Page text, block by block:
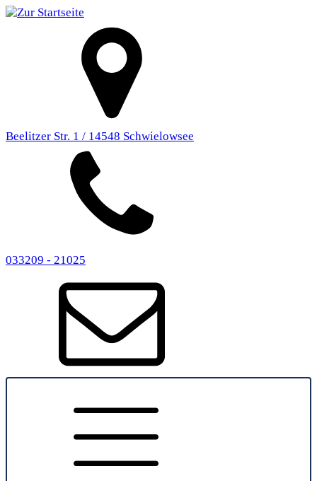
Beelitzer Str. 1 / 14548 Schwielowsee
033209 - 21025